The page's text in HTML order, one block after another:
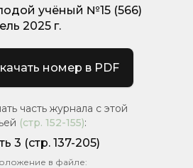
учёный №15 (566)
2025 г.
номер в PDF
часть журнала с этой
(стр. 152-155):
3 (стр. 137-205)
в файле: